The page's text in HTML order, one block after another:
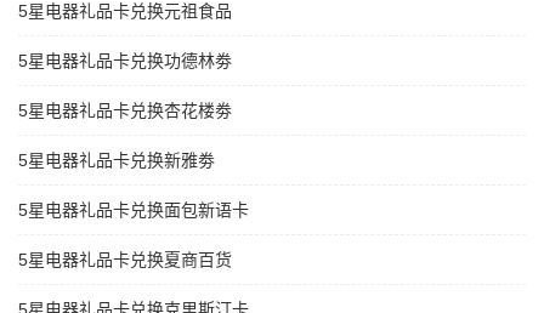
5星电器礼品卡兑换元祖食品
5星电器礼品卡兑换功德林劵
5星电器礼品卡兑换杏花楼劵
5星电器礼品卡兑换新雅劵
5星电器礼品卡兑换面包新语卡
5星电器礼品卡兑换夏商百货